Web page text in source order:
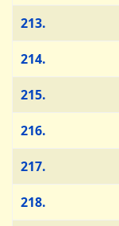
213.
214.
215.
216.
217.
218.